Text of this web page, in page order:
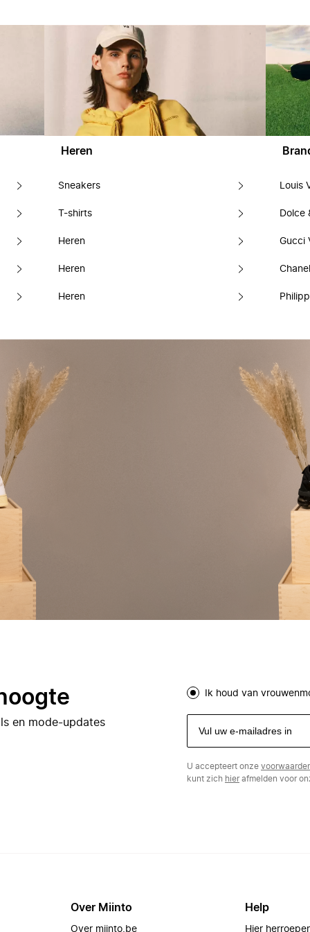
Heren
Sneakers
T-shirts
Heren
Heren
Heren
Louis
Dolce
Gucci
en mode-updates
Ik houd van
U accepteert onze
kunt zich hierafmelden voor
Over Miinto
Over miinto.be
Help
Hier